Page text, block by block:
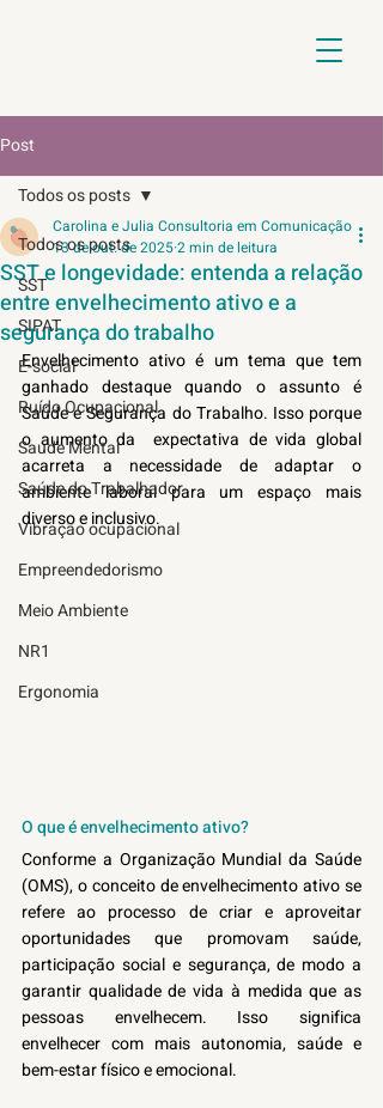
Post
Todos os posts
SST
SIPAT
E-social
Ruído Ocupacional
Saúde Mental
Saúde do Trabalhador
Vibração ocupacional
Empreendedorismo
Meio Ambiente
NR1
Ergonomia
Todos os posts
SST e longevidade: entenda a relação
entre envelhecimento ativo e a
segurança do trabalho
Carolina e Julia Consultoria em Comunicação
13 de out. de 20252 min de leitura
Envelhecimento ativo é um tema que tem
ganhado destaque quando o assunto é
Saúde e Segurança do Trabalho. Isso porque
o aumento da  expectativa de vida global
acarreta a necessidade de adaptar o
ambiente laboral para um espaço mais
diverso e inclusivo.
O que é envelhecimento ativo?
Conforme a Organização Mundial da Saúde
(OMS), o conceito de envelhecimento ativo se
refere ao processo de criar e aproveitar
oportunidades que promovam saúde,
participação social e segurança, de modo a
garantir qualidade de vida à medida que as
pessoas envelhecem. Isso significa
envelhecer com mais autonomia, saúde e
bem-estar físico e emocional.